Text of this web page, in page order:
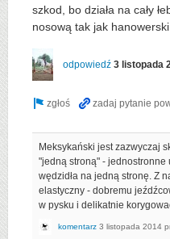
szkod, bo działa na cały
nosową tak jak hanowerski.
odpowiedź 3 listopada
Meksykański jest zazwyczaj
"jedną stroną" -
wędzidła na jedną stronę. Z
elastyczny - dobremu
w pysku i delikatnie
komentarz 3 listopada 2014